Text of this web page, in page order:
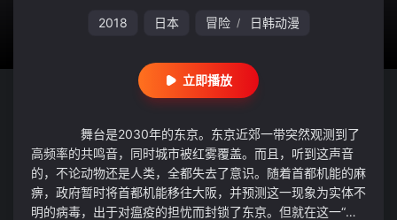
2018 日本 冒险 / 日韩动漫
立即播放
舞台是2030年的东京。东京近郊一带突然观测到了
高频率的共鸣音，同时城市被红雾覆盖。而且，听到这声音
的，不论动物还是人类，全都失去了意识。随着首都机能的麻
痹，政府暂时将首都机能移往大阪，并预测这一现象为实体不
明的病毒，出于对瘟疫的担忧而封锁了东京。但就在这一“大